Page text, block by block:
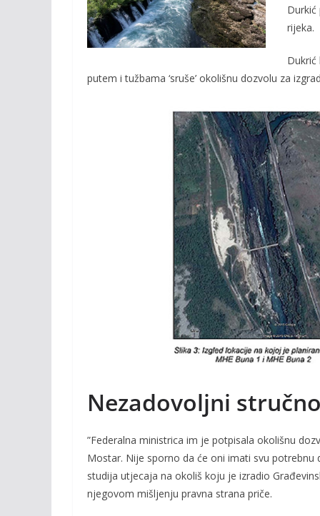
o
k
n
k
Durkić
rijeka.
putem i tužbama ‘sruše’ okolišnu dozvolu za
Nezadovoljni
”Federalna ministrica im je potpisala okolišnu
Mostar. Nije sporno da će oni imati svu
studija utjecaja na okoliš koju je izradio
njegovom mišljenju pravna strana priče.